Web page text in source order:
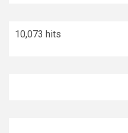
10,073 hits